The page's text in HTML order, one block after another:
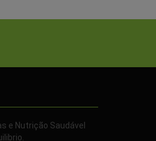
e Nutrição Saudável